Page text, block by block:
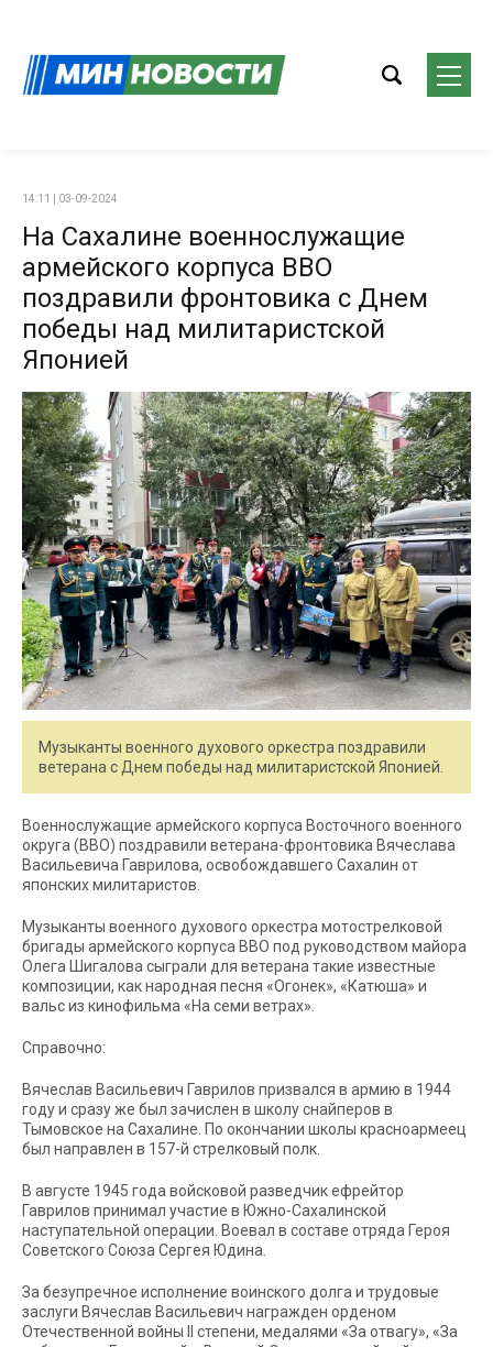
14:11 | 03-09-2024
На Сахалине военнослужащие
армейского корпуса ВВО
поздравили фронтовика с Днем
победы над милитаристской
Японией
Музыканты военного духового оркестра поздравили
ветерана с Днем победы над милитаристской Японией.
Военнослужащие армейского корпуса Восточного военного
округа (ВВО) поздравили ветерана-фронтовика Вячеслава
Васильевича Гаврилова, освобождавшего Сахалин от
японских милитаристов.
Музыканты военного духового оркестра мотострелковой
бригады армейского корпуса ВВО под руководством майора
Олега Шигалова сыграли для ветерана такие известные
композиции, как народная песня «Огонек», «Катюша» и
вальс из кинофильма «На семи ветрах».
Справочно:
Вячеслав Васильевич Гаврилов призвался в армию в 1944
году и сразу же был зачислен в школу снайперов в
Тымовское на Сахалине. По окончании школы красноармеец
был направлен в 157-й стрелковый полк.
В августе 1945 года войсковой разведчик ефрейтор
Гаврилов принимал участие в Южно-Сахалинской
наступательной операции. Воевал в составе отряда Героя
Советского Союза Сергея Юдина.
За безупречное исполнение воинского долга и трудовые
заслуги Вячеслав Васильевич награжден орденом
Отечественной войны II степени, медалями «За отвагу», «За